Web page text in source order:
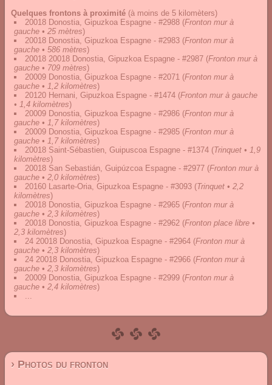
Quelques frontons à proximité (à moins de 5 kilomèters)
20018 Donostia, Gipuzkoa Espagne - #2988 (Fronton mur à
gauche • 25 mètres)
20018 Donostia, Gipuzkoa Espagne - #2983 (Fronton mur à
gauche • 586 mètres)
20018 20018 Donostia, Gipuzkoa Espagne - #2987 (Fronton mur à
gauche • 709 mètres)
20009 Donostia, Gipuzkoa Espagne - #2071 (Fronton mur à
gauche • 1,2 kilomètres)
20120 Hernani, Gipuzkoa Espagne - #1474 (Fronton mur à gauche
• 1,4 kilomètres)
20009 Donostia, Gipuzkoa Espagne - #2986 (Fronton mur à
gauche • 1,7 kilomètres)
20009 Donostia, Gipuzkoa Espagne - #2985 (Fronton mur à
gauche • 1,7 kilomètres)
20018 Saint-Sébastien, Guipuscoa Espagne - #1374 (Trinquet • 1,9
kilomètres)
20018 San Sebastián, Guipúzcoa Espagne - #2977 (Fronton mur à
gauche • 2,0 kilomètres)
20160 Lasarte-Oria, Gipuzkoa Espagne - #3093 (Trinquet • 2,2
kilomètres)
20018 Donostia, Gipuzkoa Espagne - #2965 (Fronton mur à
gauche • 2,3 kilomètres)
20018 Donostia, Gipuzkoa Espagne - #2962 (Fronton place libre •
2,3 kilomètres)
24 20018 Donostia, Gipuzkoa Espagne - #2964 (Fronton mur à
gauche • 2,3 kilomètres)
24 20018 Donostia, Gipuzkoa Espagne - #2966 (Fronton mur à
gauche • 2,3 kilomètres)
20009 Donostia, Gipuzkoa Espagne - #2999 (Fronton mur à
gauche • 2,4 kilomètres)
...
› Photos du fronton